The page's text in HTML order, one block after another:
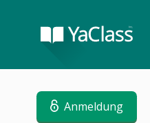
Anmeldung